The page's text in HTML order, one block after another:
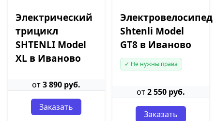
Электрический
трицикл
SHTENLI Model
XL в Иваново
от3 890 руб.
Заказать
Электровелосипед
Shtenli Model
GT8 в Иваново
✓ Не нужны права
от2 550 руб.
Заказать